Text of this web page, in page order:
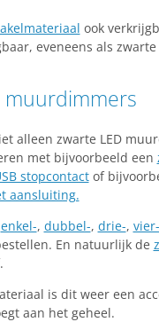
ook
eveneens als zwarte
muurdimmers
alleen zwarte LED
met bijvoorbeeld een
stopcontactof
aansluiting.
enkel-, dubbel-, drie-, vier-
En natuurlijk de
is dit weer een
aan het geheel.